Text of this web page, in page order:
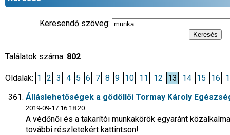
Keresendő szöveg:
Találatok száma: 802
Oldalak: 1 2 3 4 5 6 7 8 9 10 11 12 13 14 15 16
Álláslehetőségek a gödöllői Tormay Károly
2019-09-17 16:18:20
A védőnői és a takarítói munkakörök egyaránt
további részletekért kattintson!